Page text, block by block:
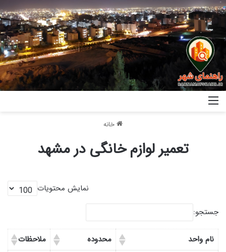
خانه
تعمیر لوازم خانگی در مشهد
نمایش محتویات
جستجو:
نام واحد محدوده
ملاحظات